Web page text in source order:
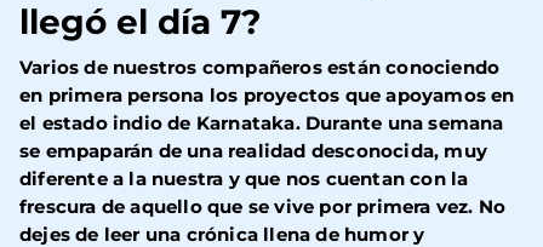
llegó el día 7?
Varios de nuestros compañeros están conociendo
en primera persona los proyectos que apoyamos en
el estado indio de Karnataka. Durante una semana
se empaparán de una realidad desconocida, muy
diferente a la nuestra y que nos cuentan con la
frescura de aquello que se vive por primera vez. No
dejes de leer una crónica llena de humor y